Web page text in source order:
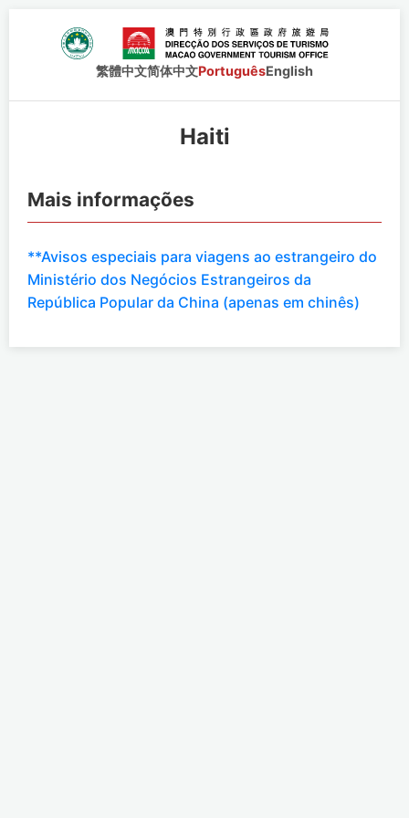
繁體中文简体中文PortuguêsEnglish
Haiti
Mais informações
**Avisos especiais para viagens ao estrangeiro do
Ministério dos Negócios Estrangeiros da
República Popular da China (apenas em chinês)